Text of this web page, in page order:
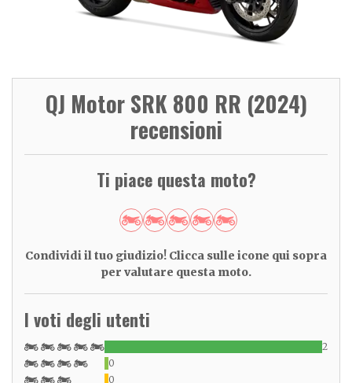
QJ Motor SRK 800 RR (2024)
recensioni
Ti piace questa moto?
Condividi il tuo giudizio! Clicca sulle icone qui sopra
per valutare questa moto.
I voti degli utenti
2
0
0